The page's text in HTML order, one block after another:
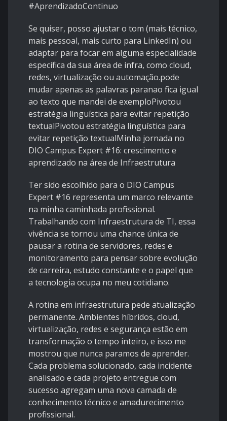
#AprendizadoContinuo
Se quiser, posso ajustar o tom (mais técnico,
mais pessoal, mais curto para LinkedIn) ou
adaptar para focar em alguma especialidade
específica da sua área de infra, como cloud,
redes, virtualização ou automação.pode
mudar apenas as palavras paranao fica igual
ao texto que mandei de exemploPivotou
estratégia linguística para evitar repetição
textualPivotou estratégia linguística para
evitar repetição textualMinha jornada no
DIO Campus Expert #16: crescimento e
aprendizado na área de Infraestrutura
Ter sido escolhido para o DIO Campus
Expert #16 representa um marco relevante
na minha caminhada profissional.
Trabalhando com Infraestrutura de TI, essa
vivência se tornou uma chance única de
pausar a rotina de servidores, redes e
monitoramento para pensar sobre evolução
de carreira, estudo constante e o papel que
a tecnologia ocupa no meu cotidiano.
A rotina em infraestrutura pede atualização
permanente. Ambientes híbridos, cloud,
virtualização, redes e segurança estão em
transformação o tempo inteiro, e isso me
mostrou que nunca paramos de aprender.
Cada problema solucionado, cada incidente
analisado e cada projeto entregue com
sucesso agregam uma nova camada de
conhecimento técnico e amadurecimento
profissional.